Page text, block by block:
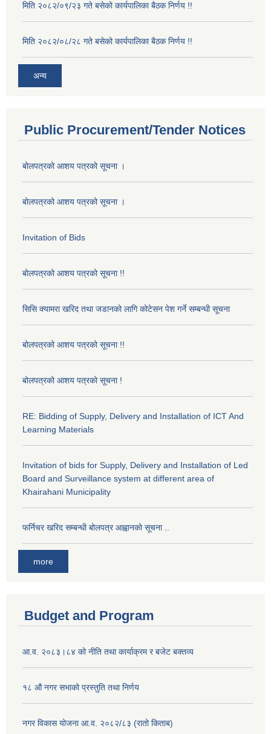
मिति २०८२/०९/२३ गते बसेको कार्यपालिका बैठक निर्णय !!
मिति २०८२/०८/२८ गते बसेको कार्यपालिका बैठक निर्णय !!
अन्य
Public Procurement/Tender Notices
बोलपत्रको आशय पत्रको सूचना ।
बोलपत्रको आशय पत्रको सूचना ।
Invitation of Bids
बोलपत्रको आशय पत्रको सूचना !!
सिसि क्यामरा खरिद तथा जडानको लागि कोटेसन पेश गर्ने सम्बन्धी सूचना
बोलपत्रको आशय पत्रको सूचना !!
बोलपत्रको आशय पत्रको सूचना !
RE: Bidding of Supply, Delivery and Installation of ICT And
Learning Materials
Invitation of bids for Supply, Delivery and Installation of Led
Board and Surveillance system at different area of
Khairahani Municipality
फर्निचर खरिद सम्बन्धी बोलपत्र आह्वानको सूचना ..
more
Budget and Program
आ.व. २०८३।८४ को नीति तथा कार्याक्रम र बजेट बक्तव्य
१८ औ नगर सभाको प्रस्तुति तथा निर्णय
नगर विकास योजना आ.व. २०८२/८३ (रातो किताब)